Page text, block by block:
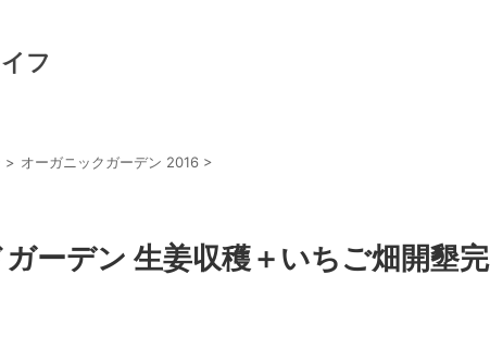
フ
> オーガニックガーデン 2016 >
ーデン 生姜収穫＋いちご畑開墾完